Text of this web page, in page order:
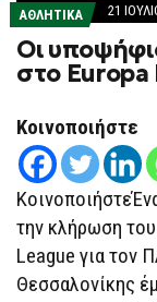
ΑΘΛΗΤΙΚΑ 21
Οι
στο Europa
Κοινοποιήστε
την κλήρωση
League για τον
Θεσσαλονίκης